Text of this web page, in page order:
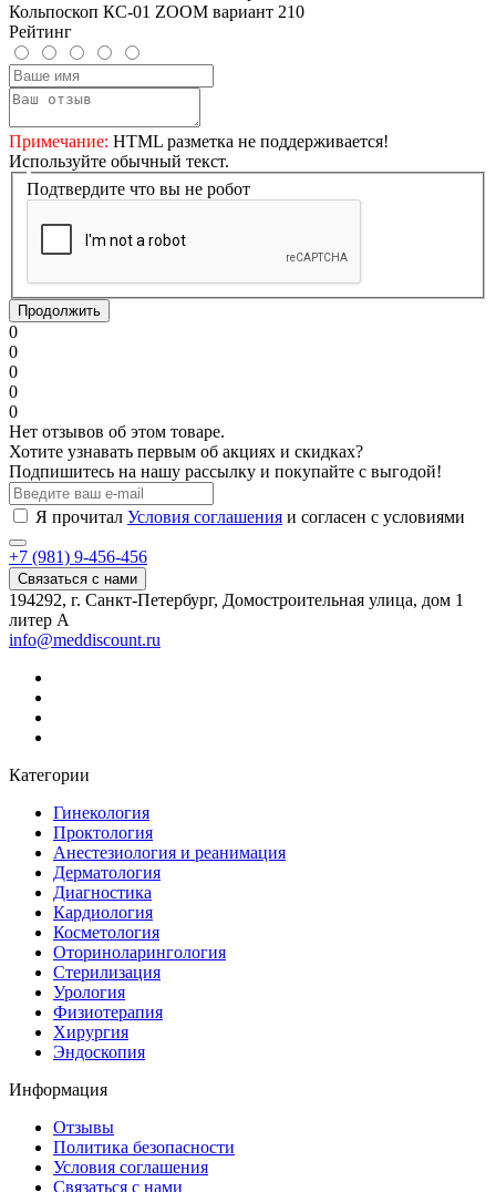
Кольпоскоп КС-01 ZOOM вариант 210
Рейтинг
Примечание: HTML разметка не поддерживается!
Используйте обычный текст.
Подтвердите что вы не робот
Продолжить
0
0
0
0
0
Нет отзывов об этом товаре.
Хотите узнавать первым об акциях и скидках?
Подпишитесь на нашу рассылку и покупайте с выгодой!
Я прочитал Условия соглашения и согласен с условиями
+7 (981) 9-456-456
Связаться с нами
194292, г. Санкт-Петербург, Домостроительная улица, дом 1
литер А
info@meddiscount.ru
Категории
Гинекология
Проктология
Анестезиология и реанимация
Дерматология
Диагностика
Кардиология
Косметология
Оториноларингология
Стерилизация
Урология
Физиотерапия
Хирургия
Эндоскопия
Информация
Отзывы
Политика безопасности
Условия соглашения
Связаться с нами